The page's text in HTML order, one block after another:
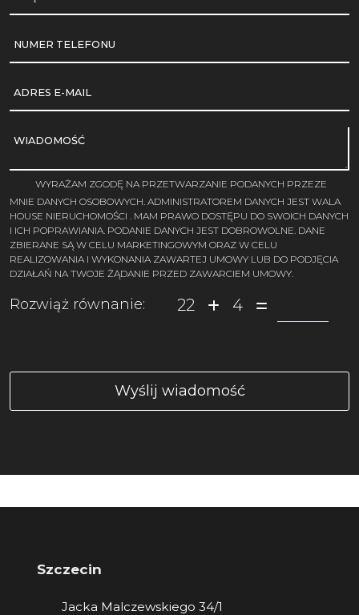
NUMER TELEFONU
ADRES E-MAIL
WIADOMOŚĆ
WYRAŻAM ZGODĘ NA PRZETWARZANIE PODANYCH PRZEZE
MNIE DANYCH OSOBOWYCH. ADMINISTRATOREM DANYCH JEST WALA
HOUSE NIERUCHOMOŚCI . MAM PRAWO DOSTĘPU DO SWOICH DANYCH
I ICH POPRAWIANIA. PODANIE DANYCH JEST DOBROWOLNE. DANE
ZBIERANE SĄ W CELU MARKETINGOWYM ORAZ W CELU
REALIZOWANIA I WYKONANIA ZAWARTEJ UMOWY LUB DO PODJĘCIA
DZIAŁAŃ NA TWOJE ŻĄDANIE PRZED ZAWARCIEM UMOWY.
Rozwiąż równanie: 22 4
Szczecin
Jacka Malczewskiego 34/1